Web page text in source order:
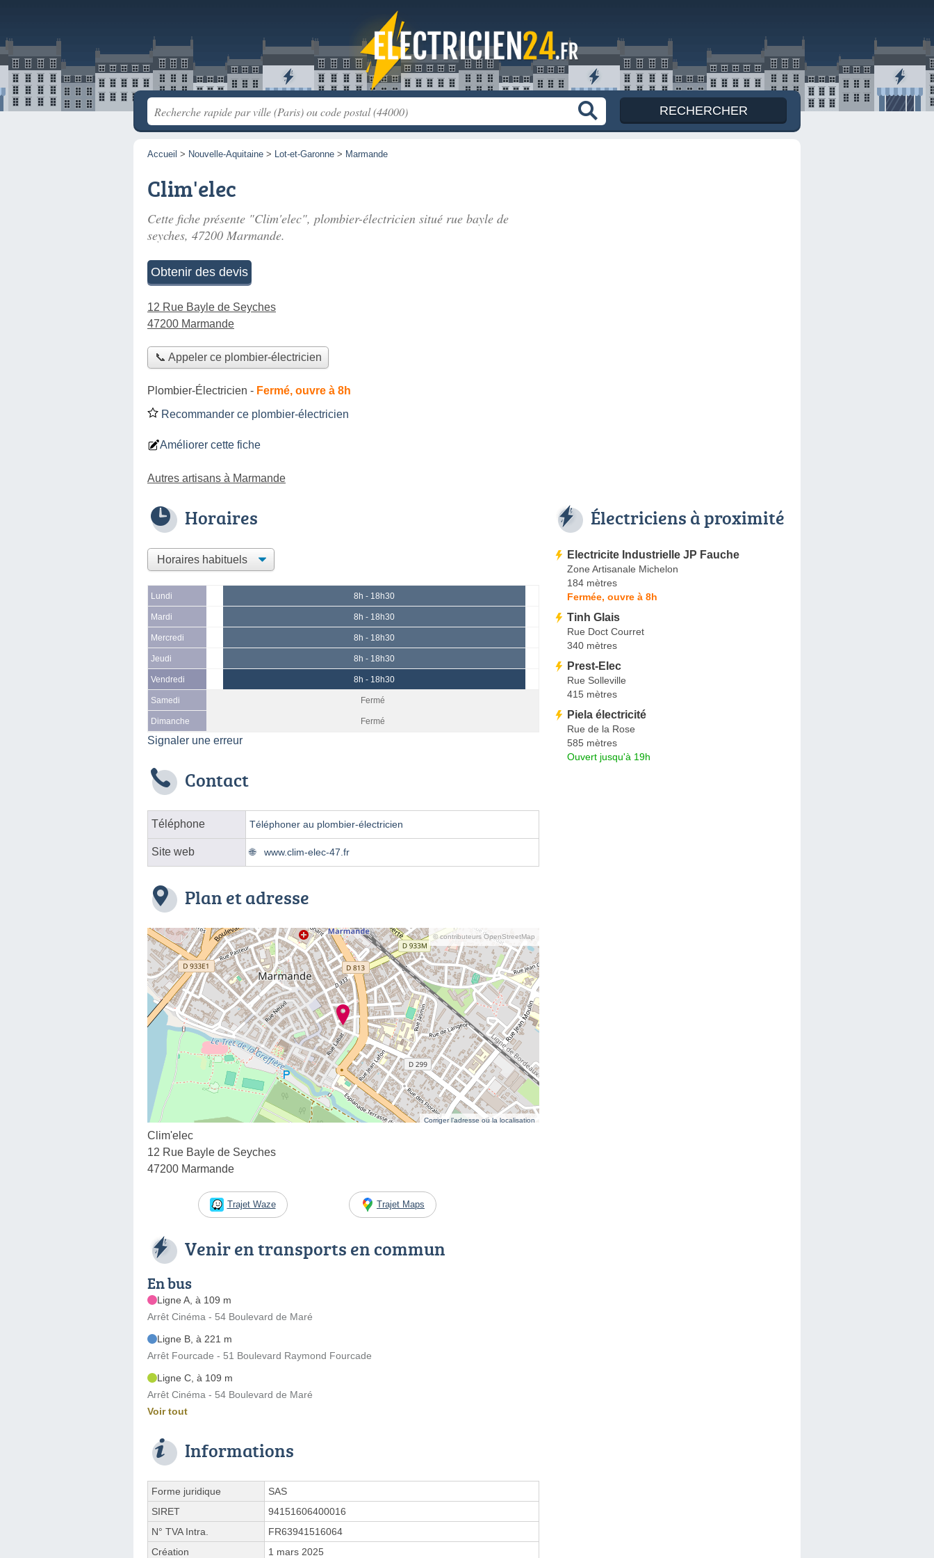
Accueil > Nouvelle-Aquitaine > Lot-et-Garonne > Marmande
Clim'elec
Cette fiche présente "Clim'elec", plombier-électricien situé rue bayle de
seyches, 47200 Marmande.
Obtenir des devis
12 Rue Bayle de Seyches
47200 Marmande
📞 Appeler ce plombier-électricien
Plombier-Électricien - Fermé, ouvre à 8h
Recommander ce plombier-électricien
Améliorer cette fiche
Autres artisans à Marmande
Horaires
Lundi 8h - 18h30
Mardi 8h - 18h30
Mercredi 8h - 18h30
Jeudi 8h - 18h30
Vendredi 8h - 18h30
Samedi Fermé
Dimanche Fermé
Signaler une erreur
Contact
Téléphone Téléphoner au plombier-électricien
Site web www.clim-elec-47.fr
Plan et adresse
© contributeurs OpenStreetMap
Corriger l’adresse ou la localisation
Clim'elec
12 Rue Bayle de Seyches
47200 Marmande
Trajet Waze Trajet Maps
Venir en transports en commun
En bus
Ligne A, à 109 m
Arrêt Cinéma - 54 Boulevard de Maré
Ligne B, à 221 m
Arrêt Fourcade - 51 Boulevard Raymond Fourcade
Ligne C, à 109 m
Arrêt Cinéma - 54 Boulevard de Maré
Voir tout
Informations
Forme juridique
SAS
SIRET
94151606400016
N° TVA Intra.
FR63941516064
Création
1 mars 2025
Électriciens à proximité
Electricite Industrielle JP Fauche
Zone Artisanale Michelon
184 mètres
Fermée, ouvre à 8h
Tinh Glais
Rue Doct Courret
340 mètres
Prest-Elec
Rue Solleville
415 mètres
Piela électricité
Rue de la Rose
585 mètres
Ouvert jusqu'à 19h